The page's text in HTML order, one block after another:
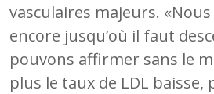
vasculaires majeurs.
encore jusqu’où il faut
pouvons affirmer sans le
plus le taux de LDL baisse,